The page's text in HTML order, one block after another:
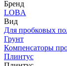
Бренд
LOBA
Вид
Для пробковых
Грунт
Компенсаторы
Плинтус